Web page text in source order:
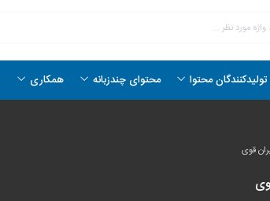
تولیدکنندگان محتوا محتوای چندزبانه همکاری
قوی